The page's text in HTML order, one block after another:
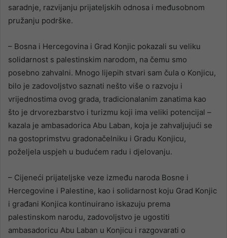
saradnje, razvijanju prijateljskih odnosa i međusobnom
pružanju podrške.
– Bosna i Hercegovina i Grad Konjic pokazali su veliku
solidarnost s palestinskim narodom, na čemu smo
posebno zahvalni. Mnogo lijepih stvari sam čula o Konjicu,
bilo je zadovoljstvo saznati nešto više o razvoju i
vrijednostima ovog grada, tradicionalanim zanatima kao
što je drvorezbarstvo i turizmu koji ima veliki potencijal –
kazala je ambasadorica Abu Laban, koja je zahvaljujući se
na gostoprimstvu gradonačelniku i Gradu Konjicu,
poželjela uspjeh u budućem radu i djelovanju.
– Cijeneći prijateljske veze između naroda Bosne i
Hercegovine i Palestine, kao i solidarnost koju Grad Konjic
i građani Konjica kontinuirano iskazuju prema
palestinskom narodu, zadovoljstvo je ugostiti
ambasadoricu Abu Laban u Konjicu i razgovarati o